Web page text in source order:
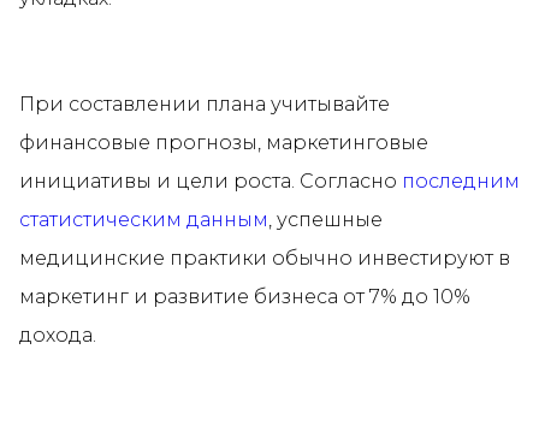
При составлении плана учитывайте
финансовые прогнозы, маркетинговые
инициативы и цели роста. Согласно последним
статистическим данным, успешные
медицинские практики обычно инвестируют в
маркетинг и развитие бизнеса от 7% до 10%
дохода.